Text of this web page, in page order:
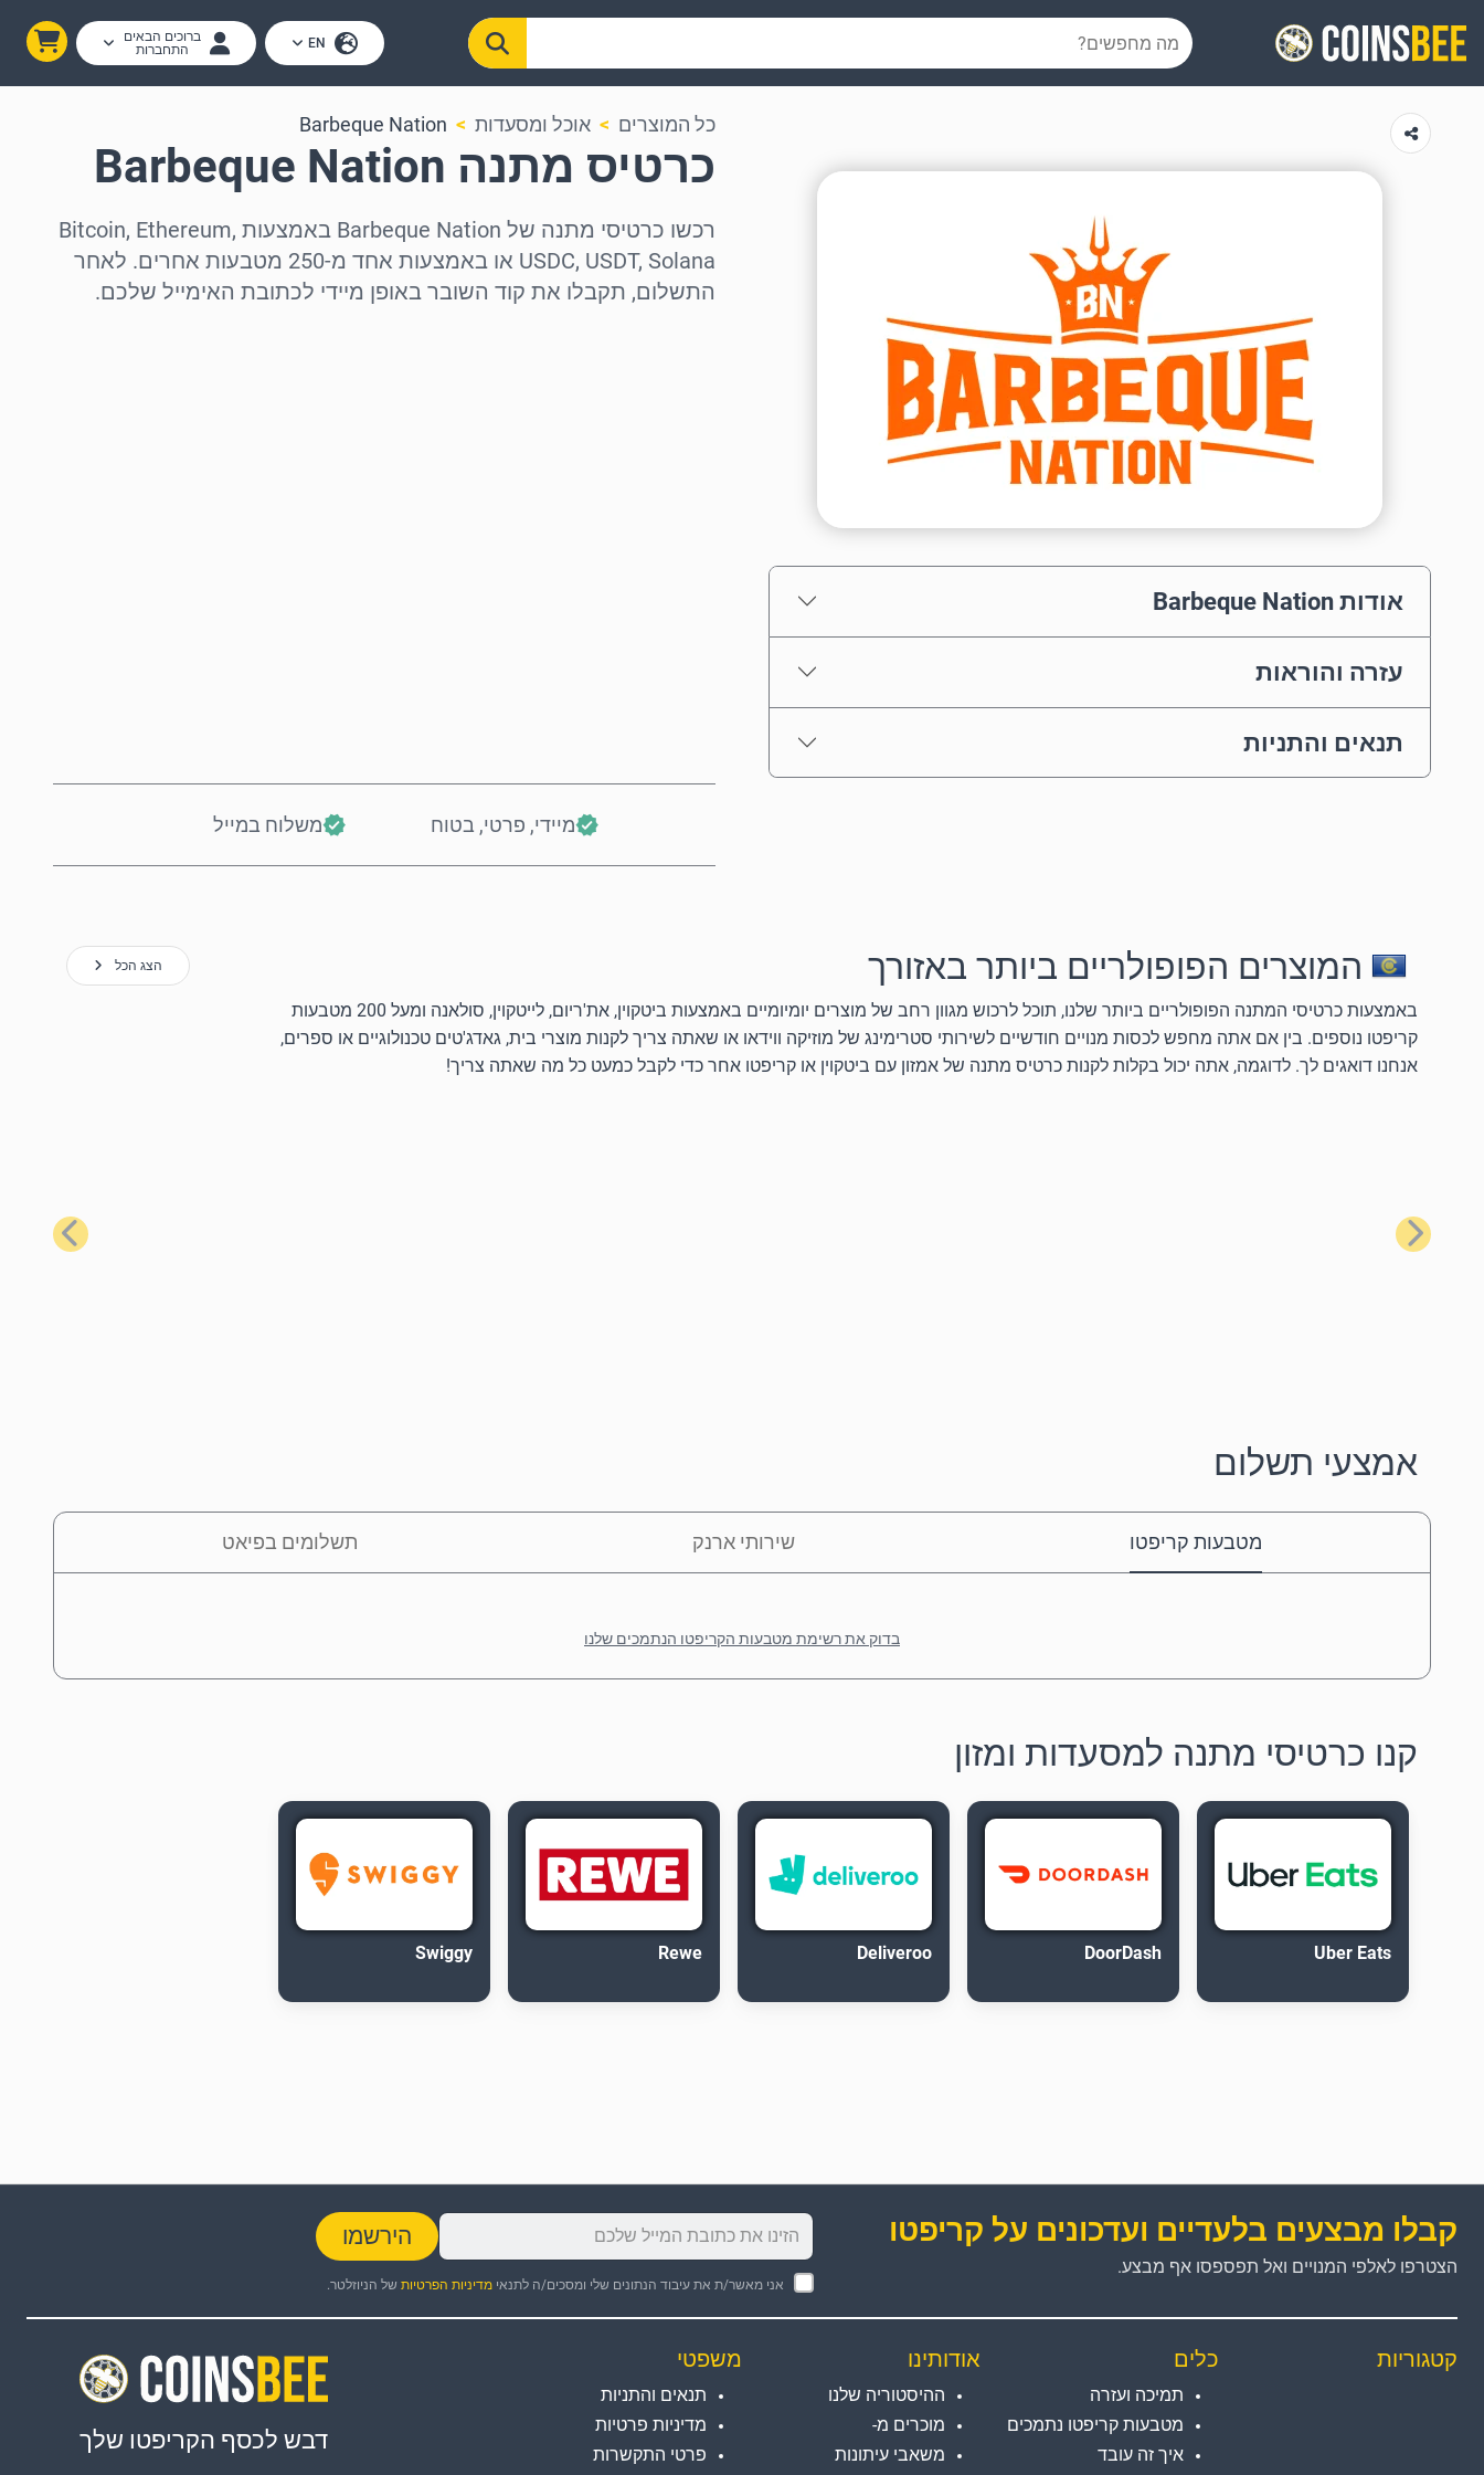
EN
ברוכים הבאים
התחברות
אודות Barbeque Nation
עזרה והוראות
תנאים והתניות
כל המוצרים אוכל ומסעדות Barbeque Nation
כרטיס מתנה Barbeque Nation
רכשו כרטיסי מתנה של Barbeque Nation באמצעות Bitcoin, Ethereum,
USDC, USDT, Solana או באמצעות אחד מ-250 מטבעות אחרים. לאחר
התשלום, תקבלו את קוד השובר באופן מיידי לכתובת האימייל שלכם.
מיידי, פרטי, בטוח משלוח במייל
המוצרים הפופולריים ביותר באזורך
באמצעות כרטיסי המתנה הפופולריים ביותר שלנו, תוכל לרכוש מגוון רחב של מוצרים יומיומיים באמצעות ביטקוין, את'ריום, לייטקוין, סולאנה ומעל 200 מטבעות
קריפטו נוספים. בין אם אתה מחפש לכסות מנויים חודשיים לשירותי סטרימינג של מוזיקה ווידאו או שאתה צריך לקנות מוצרי בית, גאדג'טים טכנולוגיים או ספרים,
אנחנו דואגים לך. לדוגמה, אתה יכול בקלות לקנות כרטיס מתנה של אמזון עם ביטקוין או קריפטו אחר כדי לקבל כמעט כל מה שאתה צריך!
הצג הכל
הקודם הבא
אמצעי תשלום
מטבעות קריפטו שירותי ארנק תשלומים בפיאט
בדוק את רשימת מטבעות הקריפטו הנתמכים שלנו
קנו כרטיסי מתנה למסעדות ומזון
Uber Eats
DoorDash
Deliveroo
Rewe
Swiggy
קבלו מבצעים בלעדיים ועדכונים על קריפטו
הצטרפו לאלפי המנויים ואל תפספסו אף מבצע.
הירשמו
אני מאשר/ת את עיבוד הנתונים שלי ומסכים/ה לתנאי מדיניות הפרטיותשל הניוזלטר.
קטגוריות כלים
תמיכה ועזרה
מטבעות קריפטו נתמכים
איך זה עובד
אודותינו
ההיסטוריה שלנו
מוכרים מ-
משאבי עיתונות
משפטי
תנאים והתניות
מדיניות פרטיות
פרטי התקשרות
דבש לכסף הקריפטו שלך